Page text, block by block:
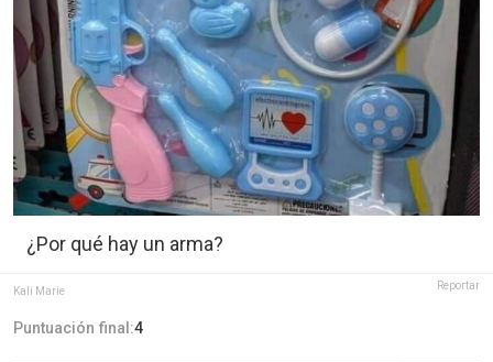
¿Por qué hay un arma?
Kali Marie Reportar
Puntuación final:4